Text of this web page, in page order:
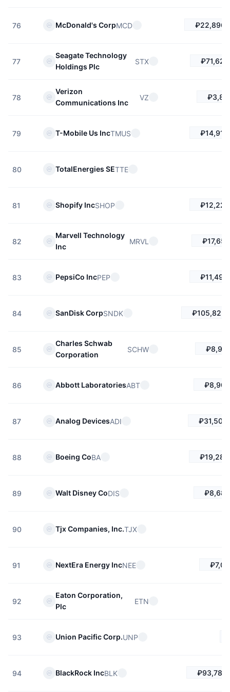
76 McDonald's CorpMCD
77
Seagate Technology
Holdings Plc
STX
78
Verizon
Communications Inc
VZ
79 T-Mobile Us IncTMUS
80 TotalEnergies SETTE
81 Shopify IncSHOP
82
Marvell Technology
Inc
MRVL
83 PepsiCo IncPEP
84 SanDisk CorpSNDK
85
Charles Schwab
Corporation
SCHW
86 Abbott LaboratoriesABT
87 Analog DevicesADI
88 Boeing CoBA
89 Walt Disney CoDIS
90 Tjx Companies, Inc.TJX
91 NextEra Energy IncNEE
92
Eaton Corporation,
Plc
ETN
93 Union Pacific Corp.UNP
94 BlackRock IncBLK